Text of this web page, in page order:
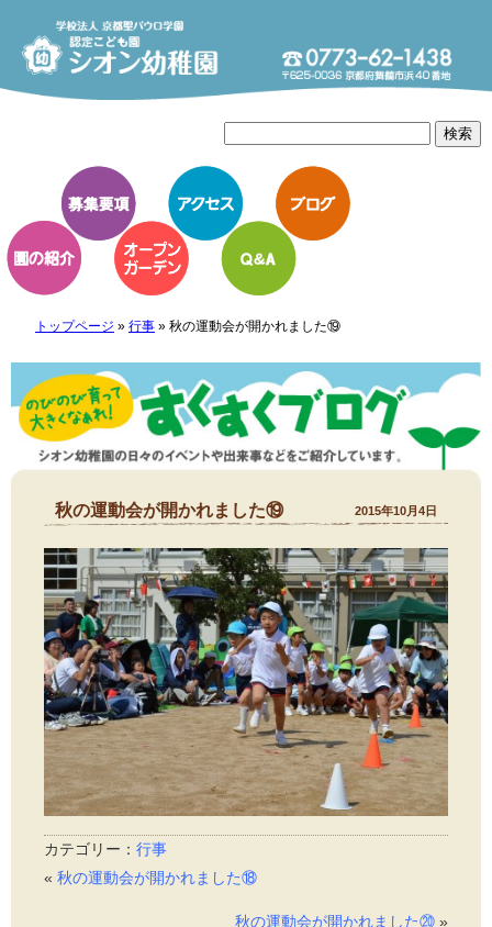
トップページ » 行事» 秋の運動会が開かれました⑲
秋の運動会が開かれました⑲ 2015年10月4日
カテゴリー： 行事
« 秋の運動会が開かれました⑱
秋の運動会が開かれました⑳ »